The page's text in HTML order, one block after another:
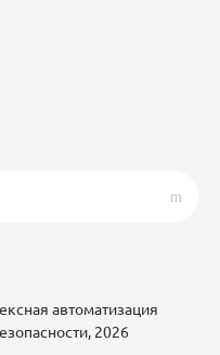
автоматизация
2026